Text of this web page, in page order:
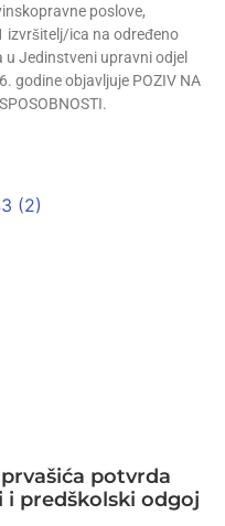
poslove,
izvršitelj/ica na određeno
Jedinstveni upravni odjel
godine objavljuje POZIV NA
potvrda
predškolski odgoj